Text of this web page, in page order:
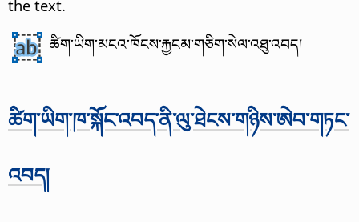
the text.
ཚིག་ཡིག་མངའ་ཁོངས་རྐྱངམ་གཅིག་སེལ་འཐུ་འབད།
ཚིག་ཡིག་ཁ་སྐོང་འབད་ནི་ལུ་ཐེངས་གཉིས་ཨེབ་གཏང་
འབད།